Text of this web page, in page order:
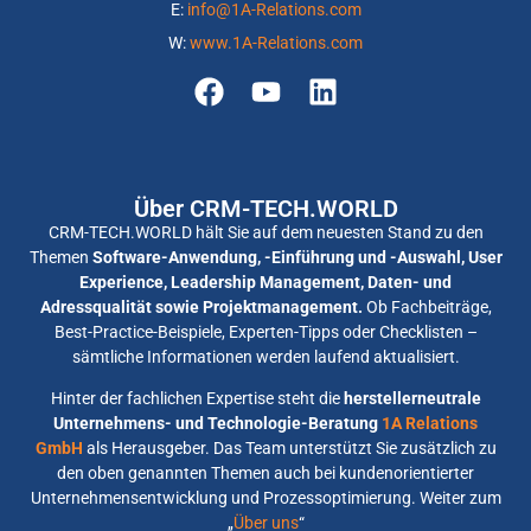
E: info@1A-Relations.com
W:www.1A-Relations.com
Über CRM-TECH.WORLD
CRM-TECH.WORLD hält Sie auf dem neuesten Stand zu den
Themen Software-Anwendung, -Einführung und -Auswahl, User
Experience, Leadership Management, Daten- und
Adressqualität sowie Projektmanagement. Ob Fachbeiträge,
Best-Practice-Beispiele, Experten-Tipps oder Checklisten –
sämtliche Informationen werden laufend aktualisiert.
Hinter der fachlichen Expertise steht die herstellerneutrale
Unternehmens- und Technologie-Beratung 1A Relations
GmbH als Herausgeber. Das Team unterstützt Sie zusätzlich zu
den oben genannten Themen auch bei kundenorientierter
Unternehmensentwicklung und Prozessoptimierung. Weiter zum
„Über uns“